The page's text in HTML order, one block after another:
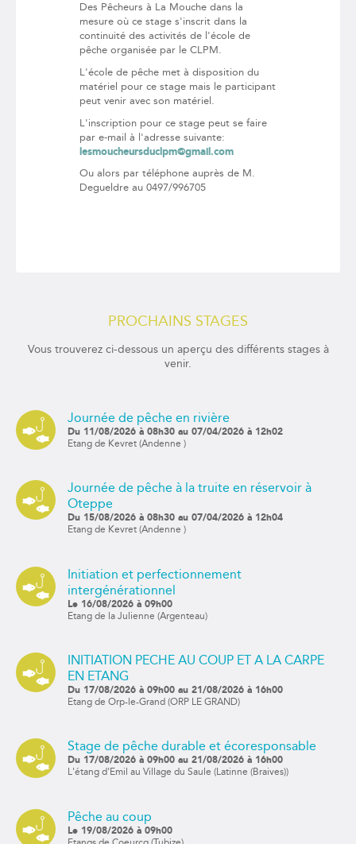
Des Pêcheurs à La Mouche dans la
mesure où ce stage s'inscrit dans la
continuité des activités de l'école de
pêche organisée par le CLPM.
L'école de pêche met à disposition du
matériel pour ce stage mais le participant
peut venir avec son matériel.
L'inscription pour ce stage peut se faire
par e-mail à l'adresse suivante:
lesmoucheursduclpm@gmail.com
Ou alors par téléphone auprès de M.
Degueldre au 0497/996705
PROCHAINS STAGES
Vous trouverez ci-dessous un aperçu des différents stages à
venir.
Journée de pêche en rivière
Du 11/08/2026 à 08h30 au 07/04/2026 à 12h02
Etang de Kevret (Andenne )
Journée de pêche à la truite en réservoir à
Oteppe
Du 15/08/2026 à 08h30 au 07/04/2026 à 12h04
Etang de Kevret (Andenne )
Initiation et perfectionnement
intergénérationnel
Le 16/08/2026 à 09h00
Etang de la Julienne (Argenteau)
INITIATION PECHE AU COUP ET A LA CARPE
EN ETANG
Du 17/08/2026 à 09h00 au 21/08/2026 à 16h00
Etang de Orp-le-Grand (ORP LE GRAND)
Stage de pêche durable et écoresponsable
Du 17/08/2026 à 09h00 au 21/08/2026 à 16h00
L'étang d'Emil au Village du Saule (Latinne (Braives))
Pêche au coup
Le 19/08/2026 à 09h00